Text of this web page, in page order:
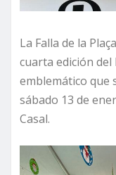
La Falla de la
cuarta edición
emblemático que
sábado 13 de
Casal.